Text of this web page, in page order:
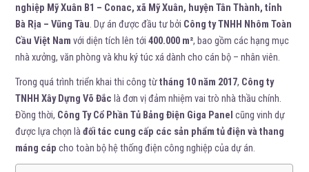
nghiệp Mỹ Xuân B1 – Conac, xã Mỹ Xuân, huyện Tân Thành, tỉnh
Bà Rịa – Vũng Tàu. Dự án được đầu tư bởi Công ty TNHH Nhôm Toàn
Cầu Việt Nam với diện tích lên tới400.000 m², bao gồm các hạng mục
nhà xưởng, văn phòng và khu ký túc xá dành cho cán bộ – nhân viên.
Trong quá trình triển khai thi công từtháng 10 năm 2017, Công ty
TNHH Xây Dựng Võ Đắc là đơn vị đảm nhiệm vai trò nhà thầu chính.
Đồng thời, Công Ty Cổ Phần Tủ Bảng Điện Giga Panel cũng vinh dự
được lựa chọn làđối tác cung cấp các sản phẩm tủ điện và thang
máng cáp cho toàn bộ hệ thống điện công nghiệp của dự án.